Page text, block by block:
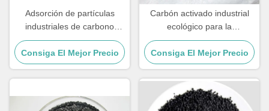
Adsorción de partículas
industriales de carbono
activado para el control de la
contaminación
Consiga El Mejor Precio
Carbón activado industrial
ecológico para la
remediación del suelo y las
aguas subterráneas
Consiga El Mejor Precio